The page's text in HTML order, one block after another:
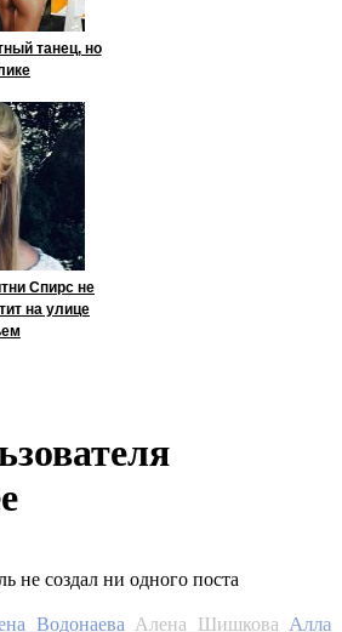
танец, но
Спирс не
на улице
не создал ни одного поста
Водонаева Алена Шишкова Алла